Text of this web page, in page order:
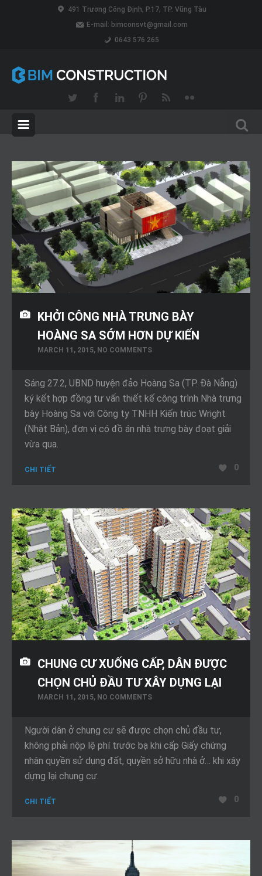
491 Trương Công Định, P.17, TP. Vũng Tàu
E-mail: bimconsvt@gmail.com
0643 576 265
KHỞI CÔNG NHÀ TRƯNG BÀY
HOÀNG SA SỚM HƠN DỰ KIẾN
MARCH 11, 2015, NO COMMENTS
Sáng 27.2, UBND huyện đảo Hoàng Sa (TP. Đà Nẵng)
ký kết hợp đồng tư vấn thiết kế công trình Nhà trưng
bày Hoàng Sa với Công ty TNHH Kiến trúc Wright
(Nhật Bản), đơn vị có đồ án nhà trưng bày đoạt giải
vừa qua.
CHI TIẾT 0
CHUNG CƯ XUỐNG CẤP, DÂN ĐƯỢC
CHỌN CHỦ ĐẦU TƯ XÂY DỰNG LẠI
MARCH 11, 2015, NO COMMENTS
Người dân ở chung cư sẽ được chọn chủ đầu tư,
không phải nộp lệ phí trước bạ khi cấp Giấy chứng
nhận quyền sử dụng đất, quyền sở hữu nhà ở… khi xây
dựng lại chung cư.
CHI TIẾT 0